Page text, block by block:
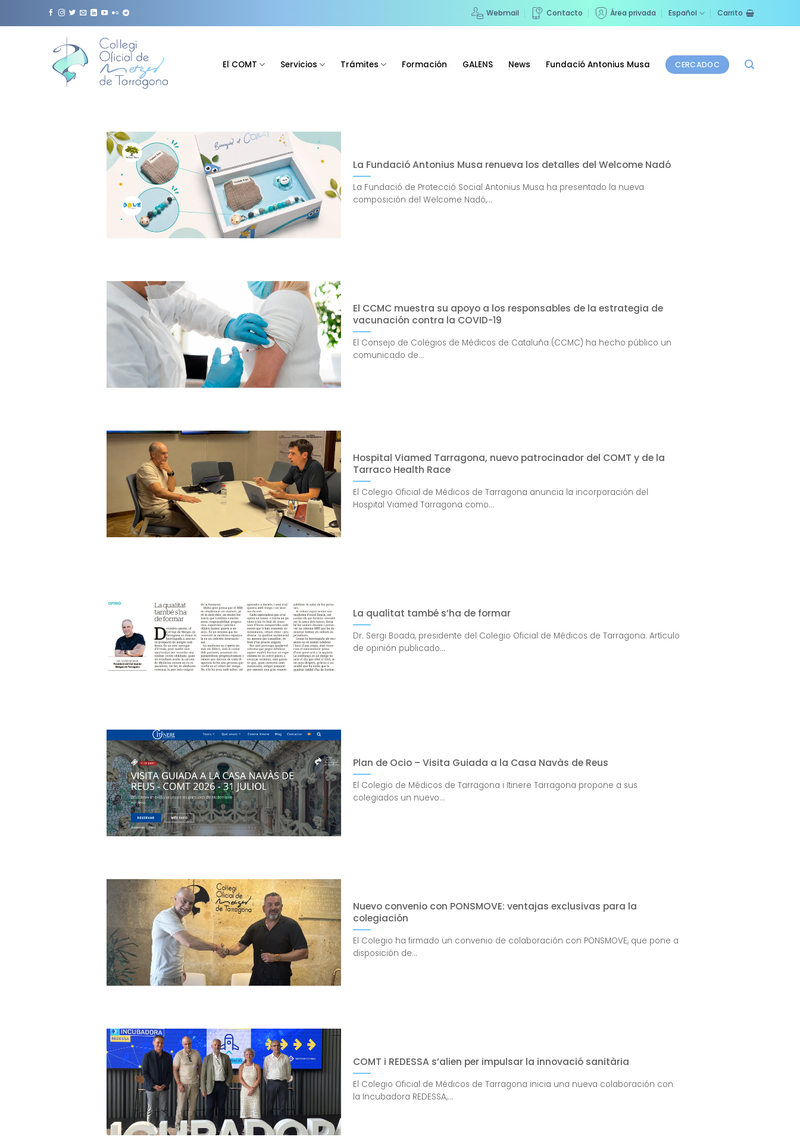
Webmail Contacto Área privada Español Carrito
El COMT Servicios Trámites Formación GALENS News Fundació Antonius Musa CERCADOC
La Fundació Antonius Musa renueva los detalles del Welcome Nadó
La Fundació de Protecció Social Antonius Musa ha presentado la nueva
composición del Welcome Nadó,...
El CCMC muestra su apoyo a los responsables de la estrategia de
vacunación contra la COVID-19
El Consejo de Colegios de Médicos de Cataluña (CCMC) ha hecho público un
comunicado de...
Hospital Viamed Tarragona, nuevo patrocinador del COMT y de la
Tarraco Health Race
El Colegio Oficial de Médicos de Tarragona anuncia la incorporación del
Hospital Viamed Tarragona como...
La qualitat també s’ha de formar
Dr. Sergi Boada, presidente del Colegio Oficial de Médicos de Tarragona. Artículo
de opinión publicado...
Plan de Ocio – Visita Guiada a la Casa Navàs de Reus
El Colegio de Médicos de Tarragona i Itinere Tarragona propone a sus
colegiados un nuevo...
Nuevo convenio con PONSMOVE: ventajas exclusivas para la
colegiación
El Colegio ha firmado un convenio de colaboración con PONSMOVE, que pone a
disposición de...
COMT i REDESSA s’alien per impulsar la innovació sanitària
El Colegio Oficial de Médicos de Tarragona inicia una nueva colaboración con
la Incubadora REDESSA,...